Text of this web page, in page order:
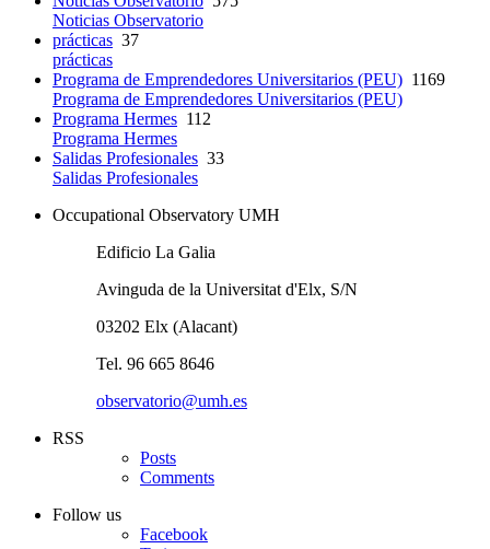
Noticias Observatorio
prácticas 37
prácticas
Programa de Emprendedores Universitarios (PEU) 1169
Programa de Emprendedores Universitarios (PEU)
Programa Hermes 112
Programa Hermes
Salidas Profesionales 33
Salidas Profesionales
Occupational Observatory UMH
Edificio La Galia
Avinguda de la Universitat d'Elx, S/N
03202 Elx (Alacant)
Tel. 96 665 8646
observatorio@umh.es
RSS
Posts
Comments
Follow us
Facebook